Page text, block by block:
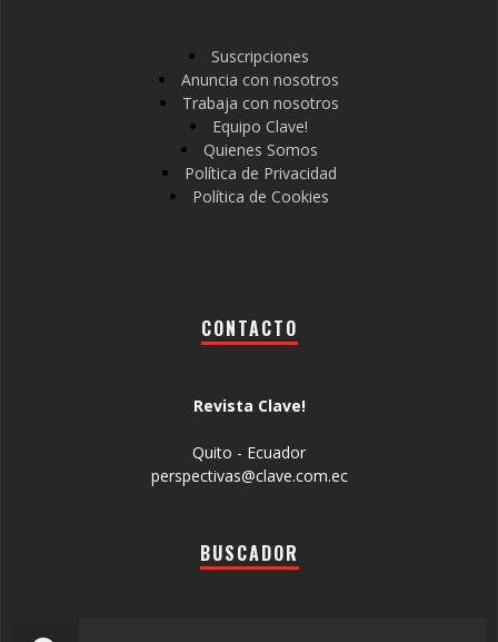
Suscripciones
Anuncia con nosotros
Trabaja con nosotros
Equipo Clave!
Quienes Somos
Política de Privacidad
Política de Cookies
CONTACTO
Revista Clave!
Quito - Ecuador
perspectivas@clave.com.ec
BUSCADOR